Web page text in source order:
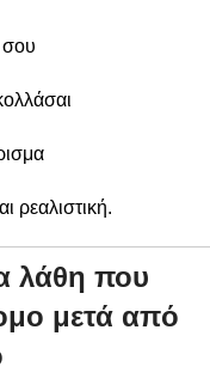
σου
ρεαλιστική.
λάθη που
μετά από